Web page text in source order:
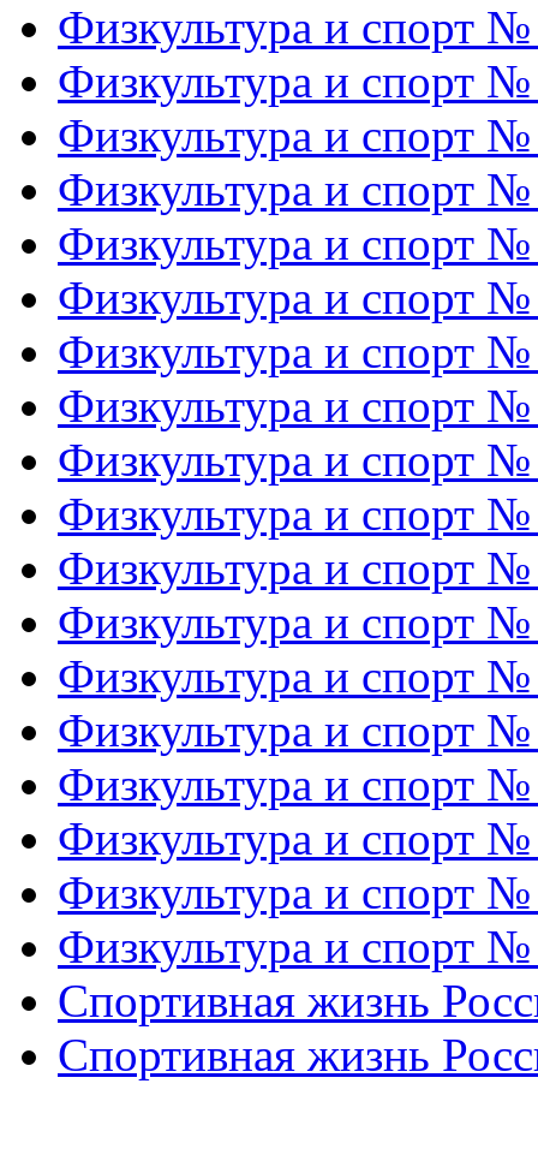
Физкультура и спорт
Физкультура и спорт
Физкультура и спорт
Физкультура и спорт
Физкультура и спорт
Физкультура и спорт
Физкультура и спорт
Физкультура и спорт
Физкультура и спорт
Физкультура и спорт
Физкультура и спорт
Физкультура и спорт
Физкультура и спорт
Физкультура и спорт
Физкультура и спорт
Физкультура и спорт
Физкультура и спорт
Физкультура и спорт
Спортивная жизнь
Спортивная жизнь